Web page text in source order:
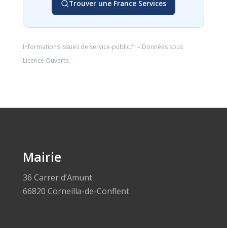
Trouver une France Services
Informations issues de service-public.fr– Données sous
Licence Ouverte.
Mairie
36 Carrer d’Amunt
66820 Corneilla-de-Conflent